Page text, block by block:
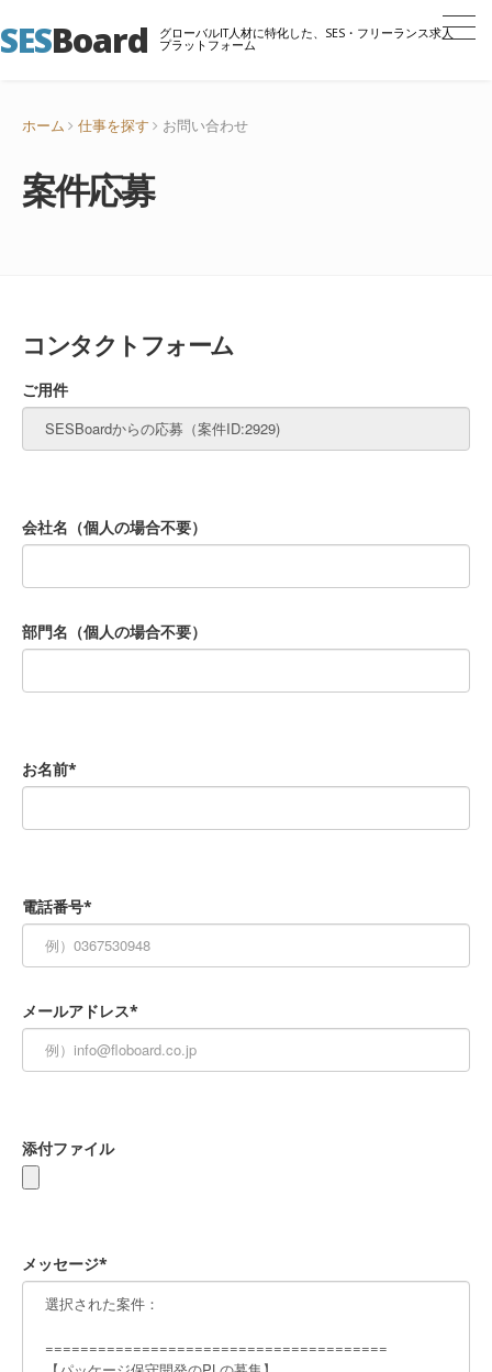
SESBoard グローバルIT人材に特化した、SES・フリーランス求人
プラットフォーム
ホーム 仕事を探す お問い合わせ
案件応募
コンタクトフォーム
ご用件
会社名（個人の場合不要）
部門名（個人の場合不要）
お名前*
電話番号*
メールアドレス*
添付ファイル
メッセージ*